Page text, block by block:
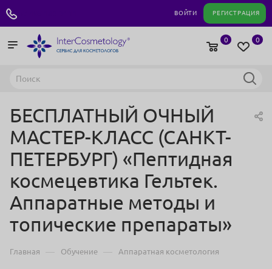
ВОЙТИ РЕГИСТРАЦИЯ
0
0
БЕСПЛАТНЫЙ ОЧНЫЙ
МАСТЕР-КЛАСС (САНКТ-
ПЕТЕРБУРГ) «Пептидная
космецевтика Гельтек.
Аппаратные методы и
топические препараты»
Главная — Обучение — Аппаратная косметология